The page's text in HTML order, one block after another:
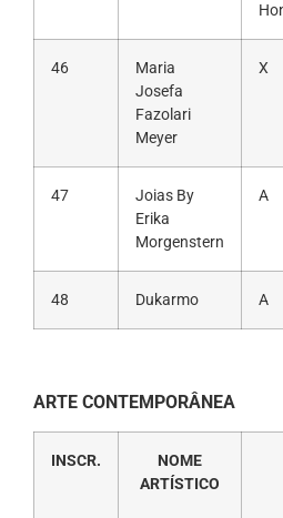
46
Maria
Josefa
Fazolari
Meyer
X
47
Joias By
Erika
Morgenstern
A
48 Dukarmo A
ARTE CONTEMPORÂNEA
INSCR.
NOME
ARTÍSTICO